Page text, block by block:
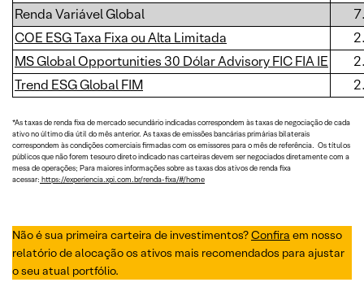
Renda Variável Global
COE ESG Taxa Fixa ou Alta Limitada
MS Global Opportunities 30 Dólar Advisory FIC FIA IE
Trend ESG Global FIM
*As taxas de renda fixa de mercado secundário indicadas correspondem às taxas de negociação de cada
ativo no último dia útil do mês anterior. As taxas de emissões bancárias primárias bilaterais
correspondem às condições comerciais firmadas com os emissores para o mês de referência. Os títulos
públicos que não forem tesouro direto indicado nas carteiras devem ser negociados diretamente com a
mesa de operações; Para maiores informações sobre as taxas dos ativos de renda fixa
acessar: https://experiencia.xpi.com.br/renda-fixa/#/home
Não é sua primeira carteira de investimentos?Confira em nosso
relatório de alocação os ativos mais recomendados para ajustar
o seu atual portfólio.